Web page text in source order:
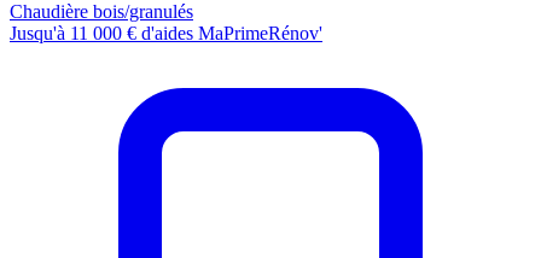
Chaudière bois/granulés
Jusqu'à 11 000 € d'aides MaPrimeRénov'